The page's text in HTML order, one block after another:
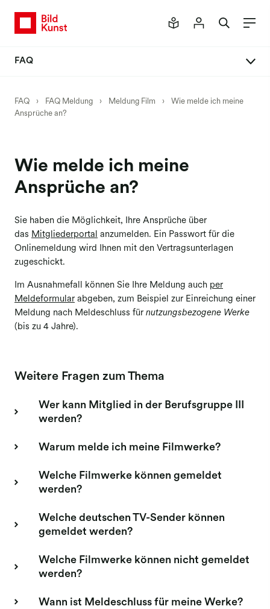
FAQ
Neues Mitgliederportal
Meldung Buch
Meldung Einzelbilder
Meldung Werkpräsentationen
Meldung Kunst am Bau
Meldung Buchverlage
FAQ › FAQ Meldung › Meldung Film ›
Wie melde ich meine
Ansprüche an?
Wie melde ich meine
Ansprüche an?
Sie haben die Möglichkeit, Ihre Ansprüche über
das Mitgliederportal anzumelden. Ein Passwort für die
Onlinemeldung wird Ihnen mit den Vertragsunterlagen
zugeschickt.
Im Ausnahmefall können Sie Ihre Meldung auch per
Meldeformular abgeben, zum Beispiel zur Einreichung einer
Meldung nach Melde­schluss für nutzungsbezogene Werke
(bis zu 4 Jahre).
Weitere Fragen zum Thema
Wer kann Mitglied in der Berufsgruppe III
werden?
Warum melde ich meine Filmwerke?
Welche Filmwerke können gemeldet
werden?
Welche deutschen TV-Sender können
gemeldet werden?
Welche Filmwerke können nicht gemeldet
werden?
Wann ist Meldeschluss für meine Werke?